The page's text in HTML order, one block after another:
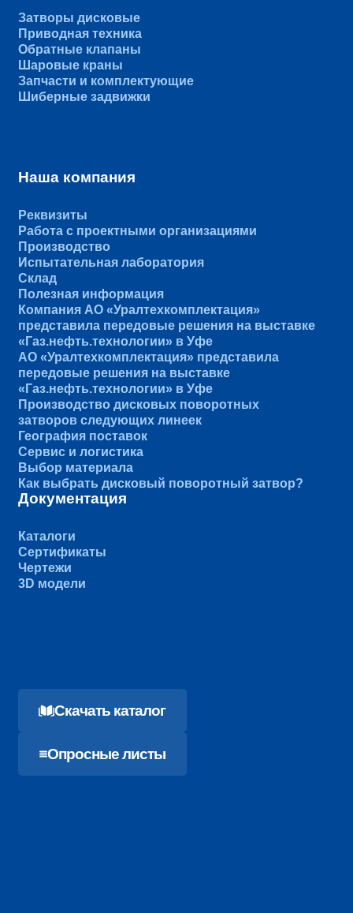
Затворы дисковые
Приводная техника
Обратные клапаны
Шаровые краны
Запчасти и комплектующие
Шиберные задвижки
Наша компания
Реквизиты
Работа с проектными организациями
Производство
Испытательная лаборатория
Склад
Полезная информация
Компания АО «Уралтехкомплектация»
представила передовые решения на выставке
«Газ.нефть.технологии» в Уфе
АО «Уралтехкомплектация» представила
передовые решения на выставке
«Газ.нефть.технологии» в Уфе
Производство дисковых поворотных
затворов следующих линеек
География поставок
Сервис и логистика
Выбор материала
Как выбрать дисковый поворотный затвор?
Документация
Каталоги
Сертификаты
Чертежи
3D модели
Cкачать каталог
Опросные листы